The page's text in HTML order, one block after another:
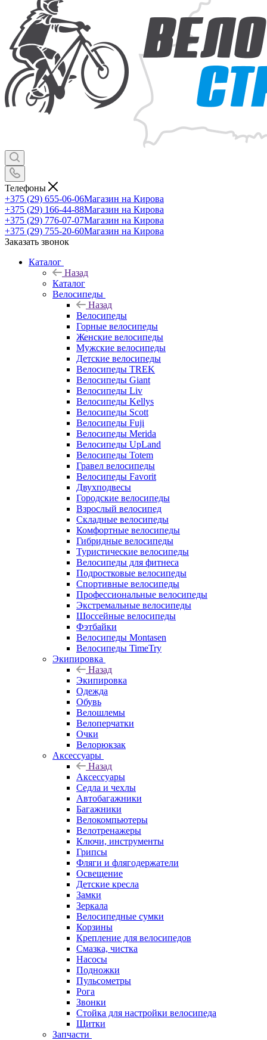
Телефоны
+375 (29) 655-06-06Магазин на Кирова
+375 (29) 166-44-88Магазин на Кирова
+375 (29) 776-07-07Магазин на Кирова
+375 (29) 755-20-60Магазин на Кирова
Заказать звонок
Каталог
Назад
Каталог
Велосипеды
Назад
Велосипеды
Горные велосипеды
Женские велосипеды
Мужские велосипеды
Детские велосипеды
Велосипеды TREK
Велосипеды Giant
Велосипеды Liv
Велосипеды Kellys
Велосипеды Scott
Велосипеды Fuji
Велосипеды Merida
Велосипеды UpLand
Велосипеды Totem
Гравел велосипеды
Велосипеды Favorit
Двухподвесы
Городские велосипеды
Взрослый велосипед
Складные велосипеды
Комфортные велосипеды
Гибридные велосипеды
Туристические велосипеды
Велосипеды для фитнеса
Подростковые велосипеды
Спортивные велосипеды
Профессиональные велосипеды
Экстремальные велосипеды
Шоссейные велосипеды
Фэтбайки
Велосипеды Montasen
Велосипеды TimeTry
Экипировка
Назад
Экипировка
Одежда
Обувь
Велошлемы
Велоперчатки
Очки
Велорюкзак
Аксессуары
Назад
Аксессуары
Седла и чехлы
Автобагажники
Багажники
Велокомпьютеры
Велотренажеры
Ключи, инструменты
Грипсы
Фляги и флягодержатели
Освещение
Детские кресла
Замки
Зеркала
Велосипедные сумки
Корзины
Крепление для велосипедов
Смазка, чистка
Насосы
Подножки
Пульсометры
Рога
Звонки
Стойка для настройки велосипеда
Щитки
Запчасти